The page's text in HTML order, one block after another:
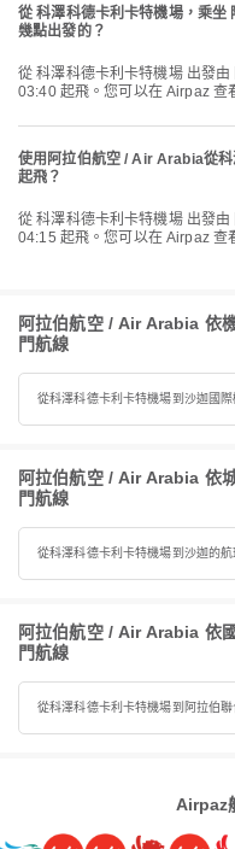
從 科澤科德卡利卡特機場，乘
幾點出發的？
從 科澤科德卡利卡特機場 出發由 阿拉伯航空 / Air Arabia 執飛的最早航班於
03:40 起飛。您可以在 Airpaz 查
使用阿拉伯航空 / Air Arabia從
起飛？
從 科澤科德卡利卡特機場 出發由 阿拉伯航空 / Air Arabia 執飛的最晚航班於
04:15 起飛。您可以在 Airpaz 查
阿拉伯航空 / Air Arabia 依
門航線
從科澤科德卡利卡特機場到沙迦國
阿拉伯航空 / Air Arabia 依
門航線
從科澤科德卡利卡特機場到沙迦的航
阿拉伯航空 / Air Arabia 依
門航線
從科澤科德卡利卡特機場到阿拉伯
Airpaz